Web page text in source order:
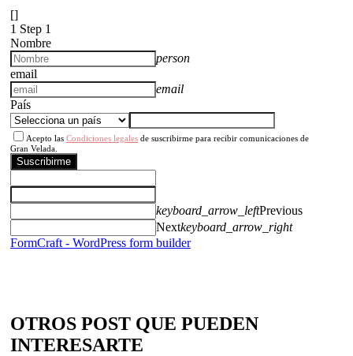
[]
1 Step 1
Nombre
person
email
email
País
Acepto las Condiciones legales de suscribirme para recibir comunicaciones de
Gran Velada.
Suscribirme
keyboard_arrow_leftPrevious
Nextkeyboard_arrow_right
FormCraft - WordPress form builder
OTROS POST QUE PUEDEN
INTERESARTE